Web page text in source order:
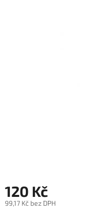
120 Kč
99,17 Kč bez DPH